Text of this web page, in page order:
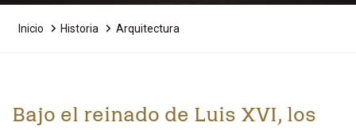
Inicio Historia Arquitectura
Bajo el reinado de Luis XVI, los